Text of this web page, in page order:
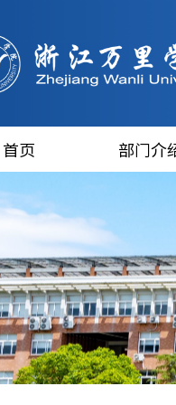
首页 部门介